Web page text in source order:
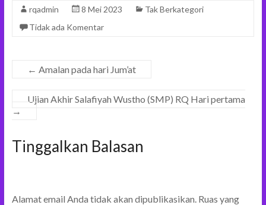
rqadmin 8 Mei 2023
Tak Berkategori
Tidak ada Komentar
← Amalan pada hari Jum’at
Ujian Akhir Salafiyah Wustho (SMP) RQ Hari pertama
→
Tinggalkan Balasan
Alamat email Anda tidak akan dipublikasikan. Ruas yang